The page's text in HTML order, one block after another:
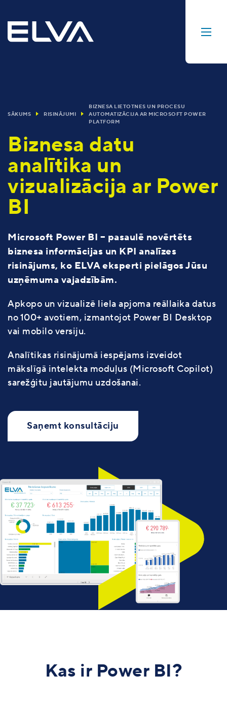
SĀKUMS RISINĀJUMI
BIZNESA LIETOTNES UN PROCESU
AUTOMATIZĀCIJA AR MICROSOFT POWER
PLATFORM
Biznesa datu
analītika un
vizualizācija ar Power
BI
Microsoft Power BI – pasaulē novērtēts
biznesa informācijas un KPI analīzes
risinājums, ko ELVA eksperti pielāgos Jūsu
uzņēmuma vajadzībām.
Apkopo un vizualizē liela apjoma reāllaika datus
no 100+ avotiem, izmantojot Power BI Desktop
vai mobilo versiju.
Analītikas risinājumā iespējams izveidot
mākslīgā intelekta moduļus (Microsoft Copilot)
sarežģitu jautājumu uzdošanai.
Saņemt konsultāciju
Kas ir Power BI?